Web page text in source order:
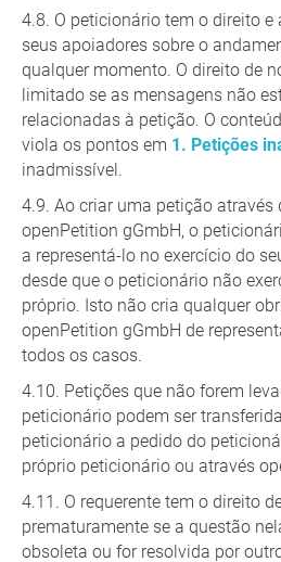
O peticionário tem o direito
seus apoiadores sobre o
qualquer momento. O direito de
limitado se as mensagens não
relacionadas à petição. O
viola os pontos em 1. Petições
inadmissível.
Ao criar uma petição
openPetition gGmbH, o
a representá-lo no exercício do
desde que o peticionário não
próprio. Isto não cria qualquer
openPetition gGmbH de
todos os casos.
Petições que não forem
peticionário podem ser
peticionário a pedido do
próprio peticionário ou através
O requerente tem o direito
prematuramente se a questão
obsoleta ou for resolvida por